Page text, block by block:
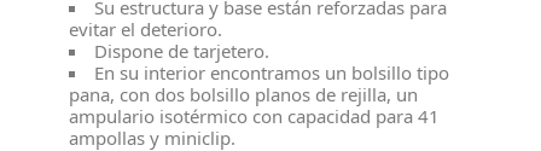
Su estructura y base están reforzadas para
evitar el deterioro.
Dispone de tarjetero.
En su interior encontramos un bolsillo tipo
pana, con dos bolsillo planos de rejilla, un
ampulario isotérmico con capacidad para 41
ampollas y miniclip.